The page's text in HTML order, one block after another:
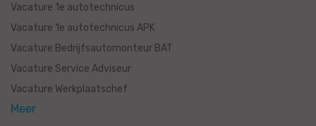
Vacature 1e autotechnicus
Vacature 1e autotechnicus APK
Vacature Bedrijfsautomonteur BAT
Vacature Service Adviseur
Vacature Werkplaatschef
Meer